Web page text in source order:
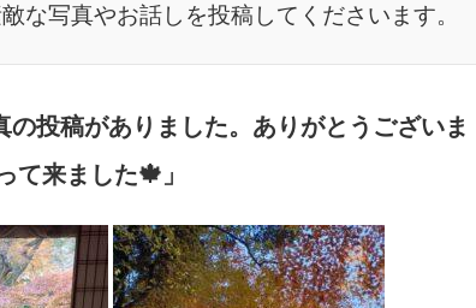
な写真やお話しを投稿してくださいます。
投稿がありました。ありがとうございま
て来ました🍁」